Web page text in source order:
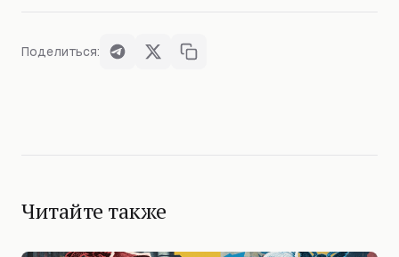
Поделиться:
Читайте также